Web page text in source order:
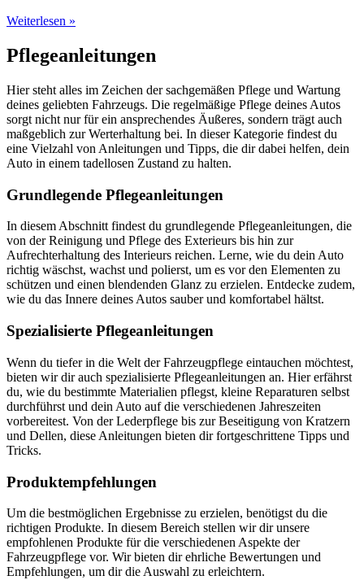
Weiterlesen »
Pflegeanleitungen
Hier steht alles im Zeichen der sachgemäßen Pflege und Wartung
deines geliebten Fahrzeugs. Die regelmäßige Pflege deines Autos
sorgt nicht nur für ein ansprechendes Äußeres, sondern trägt auch
maßgeblich zur Werterhaltung bei. In dieser Kategorie findest du
eine Vielzahl von Anleitungen und Tipps, die dir dabei helfen, dein
Auto in einem tadellosen Zustand zu halten.
Grundlegende Pflegeanleitungen
In diesem Abschnitt findest du grundlegende Pflegeanleitungen, die
von der Reinigung und Pflege des Exterieurs bis hin zur
Aufrechterhaltung des Interieurs reichen. Lerne, wie du dein Auto
richtig wäschst, wachst und polierst, um es vor den Elementen zu
schützen und einen blendenden Glanz zu erzielen. Entdecke zudem,
wie du das Innere deines Autos sauber und komfortabel hältst.
Spezialisierte Pflegeanleitungen
Wenn du tiefer in die Welt der Fahrzeugpflege eintauchen möchtest,
bieten wir dir auch spezialisierte Pflegeanleitungen an. Hier erfährst
du, wie du bestimmte Materialien pflegst, kleine Reparaturen selbst
durchführst und dein Auto auf die verschiedenen Jahreszeiten
vorbereitest. Von der Lederpflege bis zur Beseitigung von Kratzern
und Dellen, diese Anleitungen bieten dir fortgeschrittene Tipps und
Tricks.
Produktempfehlungen
Um die bestmöglichen Ergebnisse zu erzielen, benötigst du die
richtigen Produkte. In diesem Bereich stellen wir dir unsere
empfohlenen Produkte für die verschiedenen Aspekte der
Fahrzeugpflege vor. Wir bieten dir ehrliche Bewertungen und
Empfehlungen, um dir die Auswahl zu erleichtern.